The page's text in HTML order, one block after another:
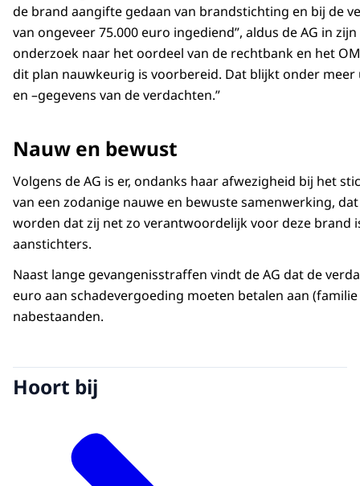
de brand aangifte gedaan van brandstichting en bij de
van ongeveer 75.000 euro ingediend”, aldus de AG in
onderzoek naar het oordeel van de rechtbank en het
dit plan nauwkeurig is voorbereid. Dat blijkt onder
en –gegevens van de verdachten.”
Nauw en bewust
Volgens de AG is er, ondanks haar afwezigheid bij het
van een zodanige nauwe en bewuste samenwerking,
worden dat zij net zo verantwoordelijk voor deze brand
aanstichters.
Naast lange gevangenisstraffen vindt de AG dat de
euro aan schadevergoeding moeten betalen aan
nabestaanden.
Hoort bij